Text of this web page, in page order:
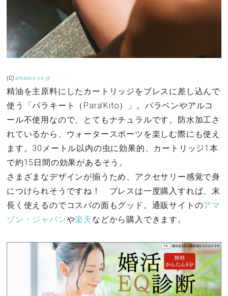
(C)amazon.co.jp
精油を主原料にしたカートリッジをブレスに差し込んで
使う「パラキート（Para’Kito）」。パラベンやアルコ
ール不使用なので、とてもナチュラルです。防水加工さ
れているから、ウォータースポーツを楽しむ際にも使え
ます。30メートル以内の虫に効果的、カートリッジ1本
で約15日間の効果があるそう。
さまざまなデザインが揃うため、アクセサリー感覚で身
につけられそうですね！ ブレスは一度購入すれば、末
長く使えるのでコスパの面もグッド。通販サイトのアマ
ゾン・ジャパンや楽天などから購入できます。